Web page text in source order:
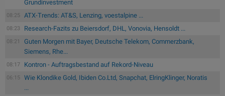
Grundinvestment
08:25 ATX-Trends: AT&S, Lenzing, voestalpine ...
08:23 Research-Fazits zu Beiersdorf, DHL, Vonovia, Hensoldt ...
08:21
Guten Morgen mit Bayer, Deutsche Telekom, Commerzbank,
Siemens, Rhe...
08:17 Kontron - Auftragsbestand auf Rekord-Niveau
06:15
Wie Klondike Gold, Ibiden Co.Ltd, Snapchat, ElringKlinger, Noratis
...